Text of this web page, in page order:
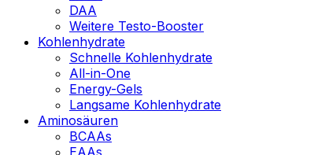
DAA
Weitere Testo-Booster
Kohlenhydrate
Schnelle Kohlenhydrate
All-in-One
Energy-Gels
Langsame Kohlenhydrate
Aminosäuren
BCAAs
EAAs